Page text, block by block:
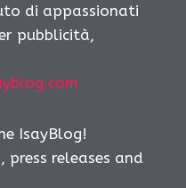
di appassionati
pubblicità,
IsayBlog!
releases and